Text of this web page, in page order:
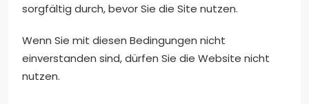
sorgfältig durch, bevor Sie die Site nutzen.
Wenn Sie mit diesen Bedingungen nicht
einverstanden sind, dürfen Sie die Website nicht
nutzen.